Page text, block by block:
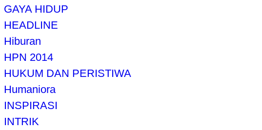
GAYA HIDUP
HEADLINE
Hiburan
HPN 2014
HUKUM DAN PERISTIWA
Humaniora
INSPIRASI
INTRIK